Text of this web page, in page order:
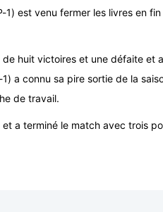
1) est venu fermer les livres en
huit victoires et une défaite et
a connu sa pire sortie de la
de travail.
a terminé le match avec trois